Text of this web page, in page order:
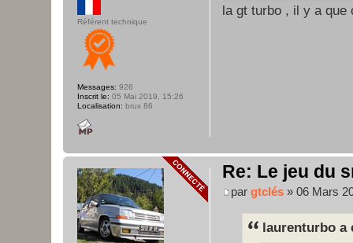
la gt turbo , il y a que
Référent technique
Messages: 926
Inscrit le: 05 Mai 2019, 15:26
Localisation: brux 86
Re: Le jeu du
par gtclés » 06 Mars
laurenturbo a